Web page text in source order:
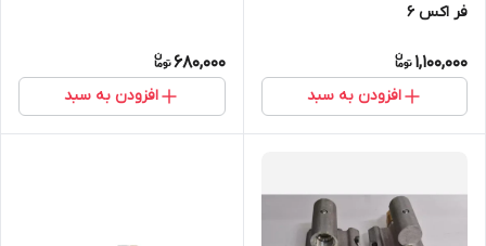
فر اکس 6
1,100,000
افزودن به سبد
680,000
افزودن به سبد